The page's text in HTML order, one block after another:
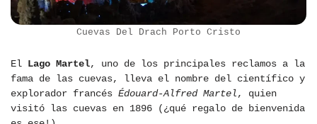
Cuevas Del Drach Porto Cristo
El Lago Martel, uno de los principales reclamos a la
fama de las cuevas, lleva el nombre del científico y
explorador francés Édouard-Alfred Martel, quien
visitó las cuevas en 1896 (¿qué regalo de bienvenida